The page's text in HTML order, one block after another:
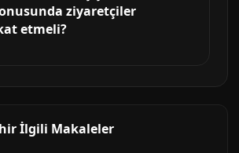
ziyaretçiler
etmeli?
İlgili Makaleler